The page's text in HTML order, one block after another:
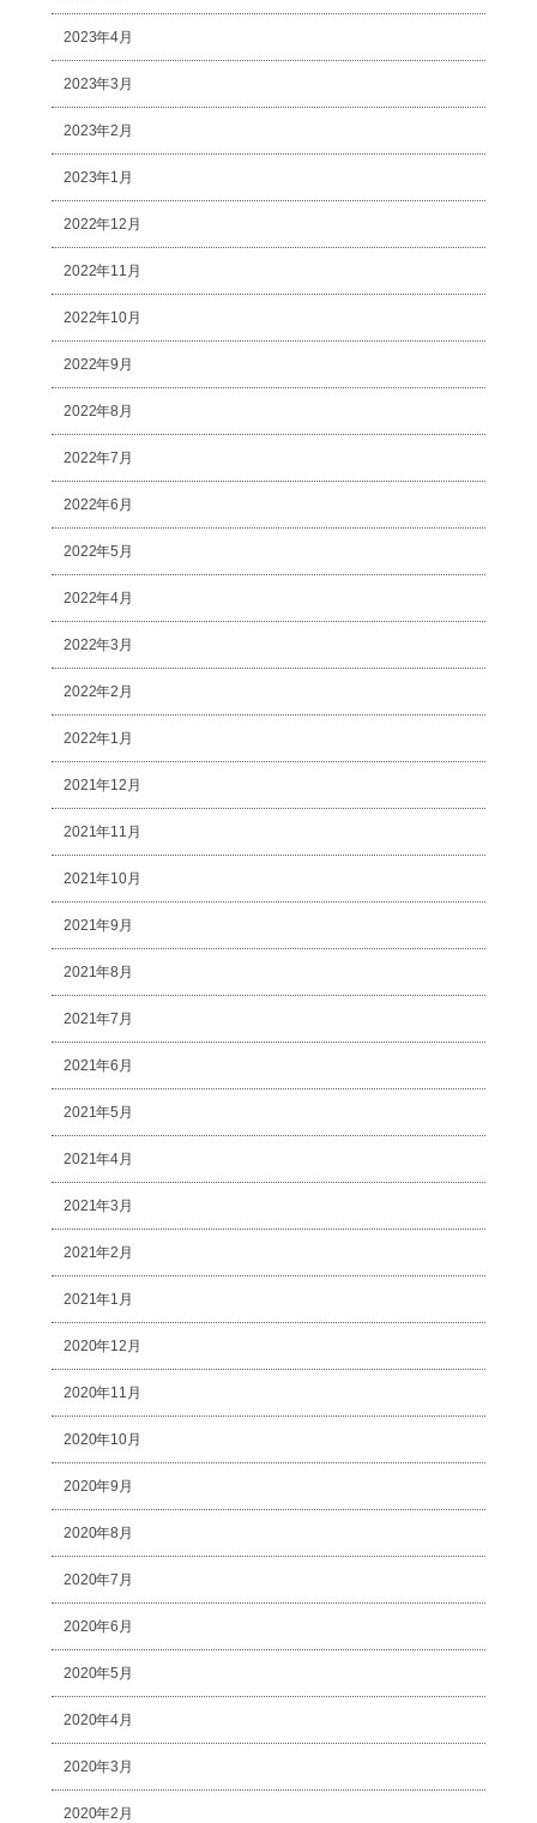
2023年4月
2023年3月
2023年2月
2023年1月
2022年12月
2022年11月
2022年10月
2022年9月
2022年8月
2022年7月
2022年6月
2022年5月
2022年4月
2022年3月
2022年2月
2022年1月
2021年12月
2021年11月
2021年10月
2021年9月
2021年8月
2021年7月
2021年6月
2021年5月
2021年4月
2021年3月
2021年2月
2021年1月
2020年12月
2020年11月
2020年10月
2020年9月
2020年8月
2020年7月
2020年6月
2020年5月
2020年4月
2020年3月
2020年2月